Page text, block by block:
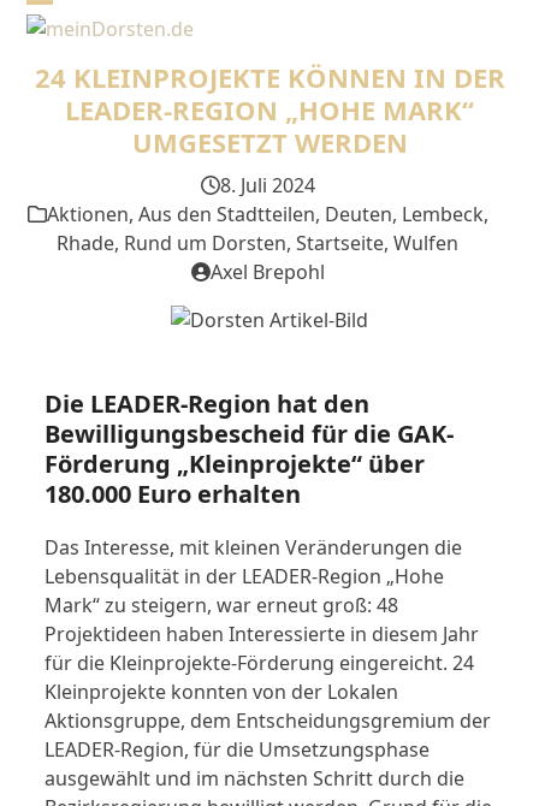
Skip
content
Open
mobile
menu
Close
mobile
menu
24 KLEINPROJEKTE KÖNNEN IN DER
LEADER-REGION „HOHE MARK“
UMGESETZT WERDEN
8. Juli 2024
Aktionen, Aus den Stadtteilen, Deuten, Lembeck,
Rhade, Rund um Dorsten, Startseite, Wulfen
Axel Brepohl
Die LEADER-Region hat den
Bewilligungsbescheid für die GAK-
Förderung „Kleinprojekte“ über
180.000 Euro erhalten
Das Interesse, mit kleinen Veränderungen die
Lebensqualität in der LEADER-Region „Hohe
Mark“ zu steigern, war erneut groß: 48
Projektideen haben Interessierte in diesem Jahr
für die Kleinprojekte-Förderung eingereicht. 24
Kleinprojekte konnten von der Lokalen
Aktionsgruppe, dem Entscheidungsgremium der
LEADER-Region, für die Umsetzungsphase
ausgewählt und im nächsten Schritt durch die